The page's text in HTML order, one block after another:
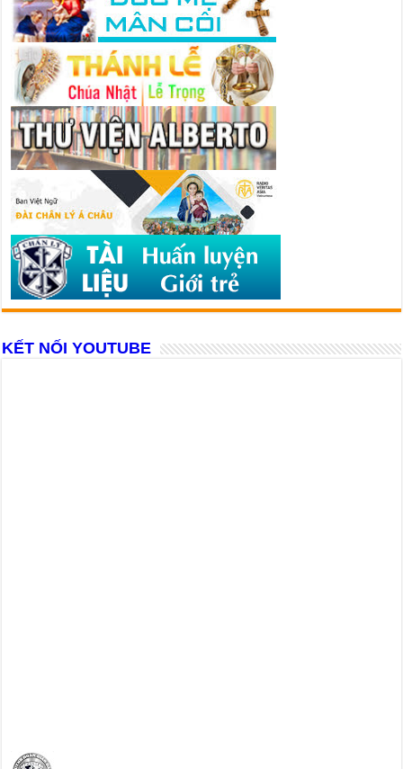
KẾT NỐI YOUTUBE